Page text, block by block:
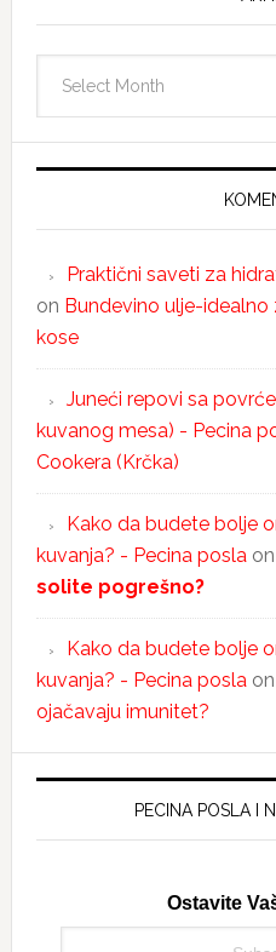
Praktični saveti za
on Bundevino ulje-idealno
kose
Juneći repovi sa
kuvanog mesa) - Pecina
Cookera (Krčka)
Kako da budete bolje
kuvanja? - Pecina posla on
solite pogrešno?
Kako da budete bolje
kuvanja? - Pecina posla on
ojačavaju imunitet?
PECINA POSLA I
Ostavite